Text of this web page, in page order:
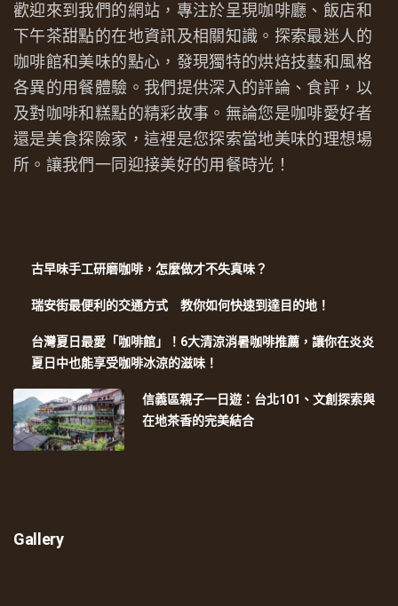
歡迎來到我們的網站，專注於呈現咖啡廳、飯店和
下午茶甜點的在地資訊及相關知識。探索最迷人的
咖啡館和美味的點心，發現獨特的烘焙技藝和風格
各異的用餐體驗。我們提供深入的評論、食評，以
及對咖啡和糕點的精彩故事。無論您是咖啡愛好者
還是美食探險家，這裡是您探索當地美味的理想場
所。讓我們一同迎接美好的用餐時光！
古早味手工研磨咖啡，怎麼做才不失真味？
瑞安街最便利的交通方式 教你如何快速到達目的地！
台灣夏日最愛「咖啡館」！6大清涼消暑咖啡推薦，讓你在炎炎
夏日中也能享受咖啡冰涼的滋味！
信義區親子一日遊：台北101、文創探索與
在地茶香的完美結合
Gallery